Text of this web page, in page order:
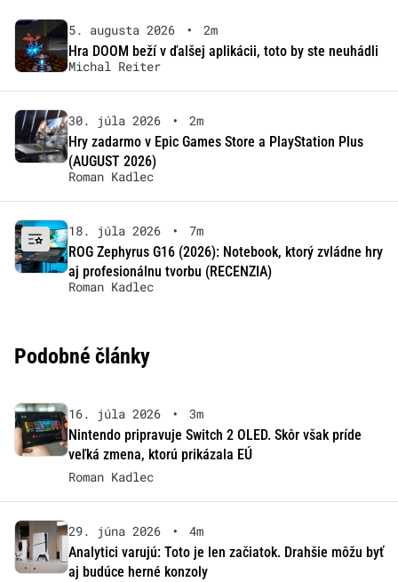
5. augusta 2026 •
2m
Hra DOOM beží v ďalšej aplikácii, toto by ste neuhádli
Michal Reiter
30. júla 2026 •
2m
Hry zadarmo v Epic Games Store a PlayStation Plus
(AUGUST 2026)
Roman Kadlec
18. júla 2026 •
7m
ROG Zephyrus G16 (2026): Notebook, ktorý zvládne hry
aj profesionálnu tvorbu (RECENZIA)
Roman Kadlec
Podobné články
16. júla 2026 •
3m
Nintendo pripravuje Switch 2 OLED. Skôr však príde
veľká zmena, ktorú prikázala EÚ
Roman Kadlec
29. júna 2026 •
4m
Analytici varujú: Toto je len začiatok. Drahšie môžu byť
aj budúce herné konzoly